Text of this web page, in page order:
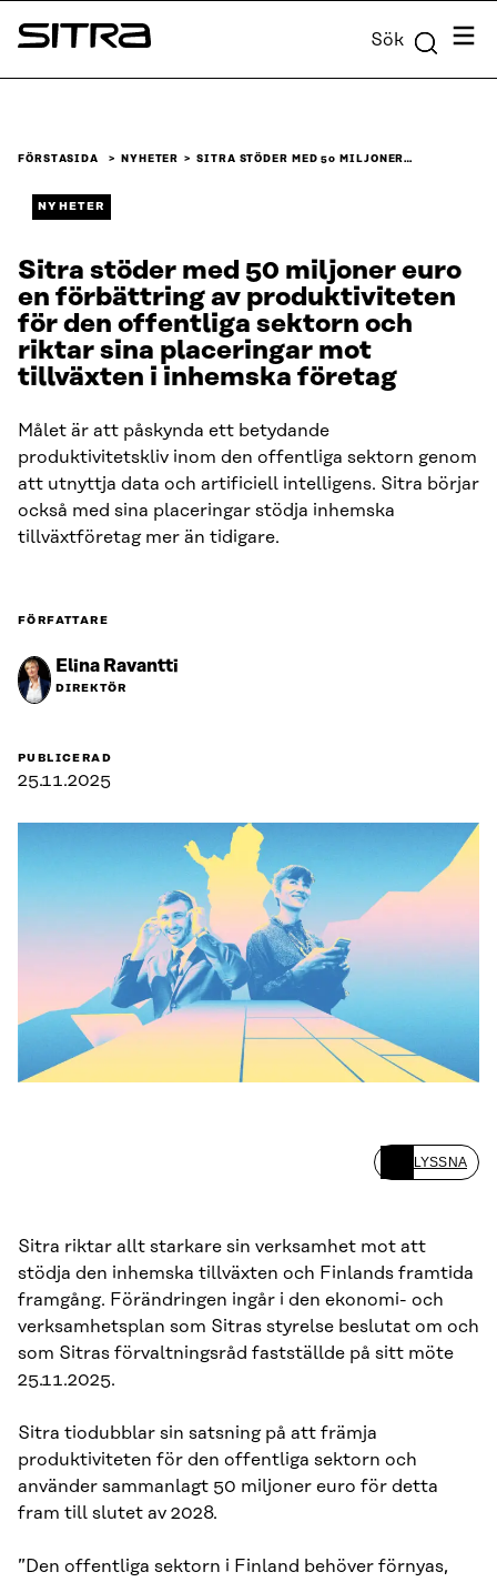
Skip to
content
Sitra Sök Meny
FÖRSTASIDA NYHETER SITRA STÖDER MED 50 MILJONER…
NYHETER
Sitra stöder med 50 miljoner euro
en förbättring av produktiviteten
för den offentliga sektorn och
riktar sina placeringar mot
tillväxten i inhemska företag
Målet är att påskynda ett betydande
produktivitetskliv inom den offentliga sektorn genom
att utnyttja data och artificiell intelligens. Sitra börjar
också med sina placeringar stödja inhemska
tillväxtföretag mer än tidigare.
FÖRFATTARE
Elina Ravantti
DIREKTÖR
PUBLICERAD
25.11.2025
LYSSNA
Sitra riktar allt starkare sin verksamhet mot att
stödja den inhemska tillväxten och Finlands framtida
framgång. Förändringen ingår i den ekonomi- och
verksamhetsplan som Sitras styrelse beslutat om och
som Sitras förvaltningsråd fastställde på sitt möte
25.11.2025.
Sitra tiodubblar sin satsning på att främja
produktiviteten för den offentliga sektorn och
använder sammanlagt 50 miljoner euro för detta
fram till slutet av 2028.
”Den offentliga sektorn i Finland behöver förnyas,